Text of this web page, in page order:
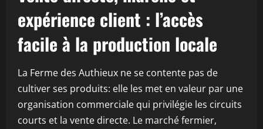
expérience client : l’accès
facile à la production locale
La Ferme des Authieux ne se contente pas de
cultiver ses produits: elle les met en valeur par une
organisation commerciale qui privilégie les circuits
courts et la vente directe. Le marché fermier,